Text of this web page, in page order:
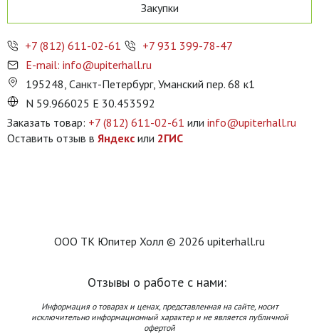
Закупки
+7 (812) 611-02-61
+7 931 399-78-47
E-mail: info@upiterhall.ru
195248, Санкт-Петербург, Уманский пер. 68 к1
N 59.966025 E 30.453592
Заказать товар: +7 (812) 611-02-61 или info@upiterhall.ru
Оставить отзыв в Яндекс или 2ГИС
ООО ТК Юпитер Холл © 2026 upiterhall.ru
Отзывы о работе с нами:
Информация о товарах и ценах, представленная на сайте, носит
исключительно информационный характер и не является публичной
офертой